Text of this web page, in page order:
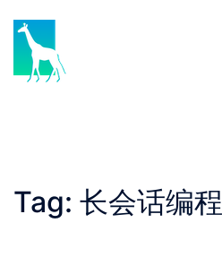
content
Tag: 长会话编程